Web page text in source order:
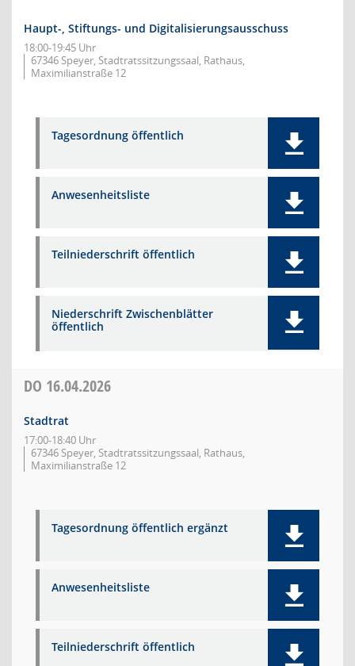
Haupt-, Stiftungs- und Digitalisierungsausschuss
18:00-19:45 Uhr
67346 Speyer, Stadtratssitzungssaal, Rathaus,
Maximilianstraße 12
Tagesordnung öffentlich
Anwesenheitsliste
Teilniederschrift öffentlich
Niederschrift Zwischenblätter
öffentlich
DO 16.04.2026
Stadtrat
17:00-18:40 Uhr
67346 Speyer, Stadtratssitzungssaal, Rathaus,
Maximilianstraße 12
Tagesordnung öffentlich ergänzt
Anwesenheitsliste
Teilniederschrift öffentlich